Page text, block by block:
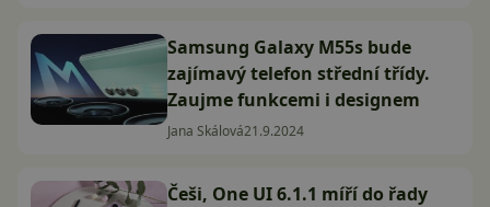
Samsung Galaxy M55s bude
zajímavý telefon střední třídy.
Zaujme funkcemi i designem
Jana Skálová21.9.2024
Češi, One UI 6.1.1 míří do řady